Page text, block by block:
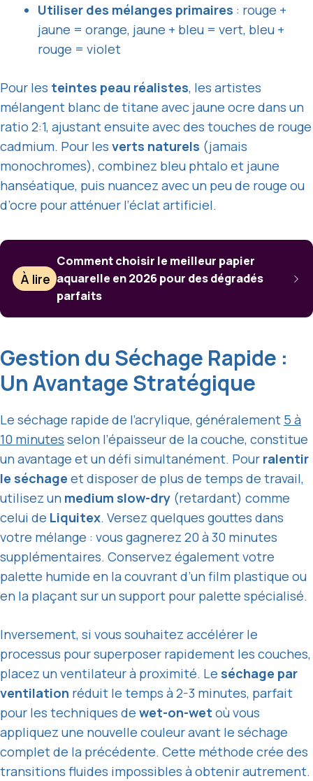
Utiliser des mélanges primaires : rouge +
jaune = orange, jaune + bleu = vert, bleu +
rouge = violet
Pour les teintes peau réalistes, les artistes
mélangent blanc de titane avec jaune ocre dans un
ratio 2:1, ajustant ensuite avec des touches de rouge
cadmium. Pour les verts naturels (jamais
monochromes), combinez bleu phtalo et jaune
hanséatique, puis nuancez avec un peu de rouge ou
d’ocre pour atténuer l’éclat artificiel.
À lire
Comment choisir le meilleur papier
aquarelle en 2026 pour des dégradés
parfaits
Gestion du Séchage Rapide :
Un Avantage Stratégique
Le séchage rapide de l’acrylique, généralement 5 à
10 minutes selon l’épaisseur de la couche, constitue
un avantage et un défi simultanément. Pour ralentir
le séchage et disposer de plus de temps de travail,
utilisez un medium slow-dry (retardant) comme
celui de Liquitex. Versez quelques gouttes dans
votre mélange : vous gagnerez 20 à 30 minutes
supplémentaires. Conservez également votre
palette humide en la couvrant d’un film plastique ou
en la plaçant sur un support pour palette spécialisé.
Inversement, si vous souhaitez accélérer le
processus pour superposer rapidement les couches,
placez un ventilateur à proximité. Le séchage par
ventilation réduit le temps à 2-3 minutes, parfait
pour les techniques de wet-on-wet où vous
appliquez une nouvelle couleur avant le séchage
complet de la précédente. Cette méthode crée des
transitions fluides impossibles à obtenir autrement.